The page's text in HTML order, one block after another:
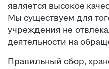
является высокое
Мы существуем для
учреждения не
деятельности на
Правильный сбор,